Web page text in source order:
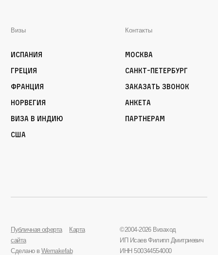
Визы
Испания
Греция
Франция
Норвегия
Виза в Индию
США
Контакты
Москва
Санкт-Петербург
Заказать звонок
Анкета
Партнерам
Публичная оферта
Карта
сайта
Сделано в Wemakefab
©2004-2026 Визаход
ИП Исаев Филипп Дмитриевич
ИНН 500344554000